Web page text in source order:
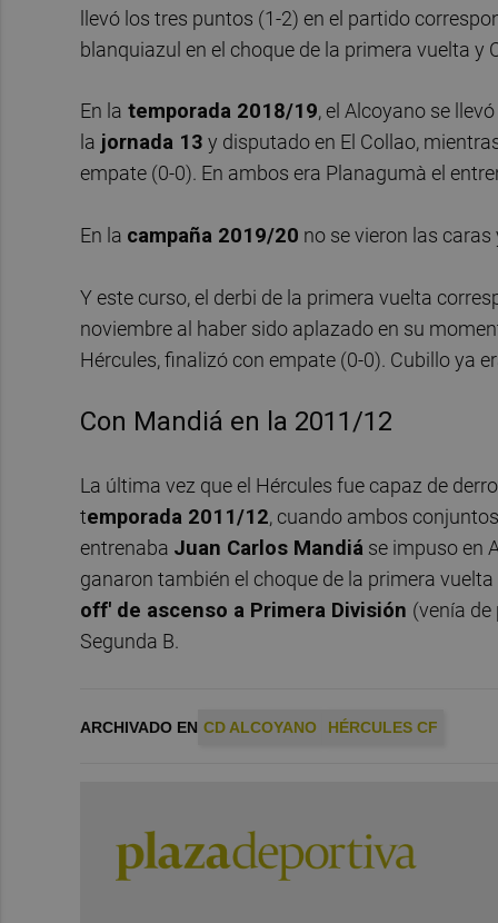
llevó los tres puntos (1-2) en el partido
blanquiazul en el choque de la primera vuelta y
En la temporada 2018/19, el Alcoyano se
la jornada 13 y disputado en El Collao,
empate (0-0). En ambos era Planagumà el
En la campaña 2019/20 no se vieron las
Y este curso, el derbi de la primera vuelta
noviembre al haber sido aplazado en su
Hércules, finalizó con empate (0-0). Cubillo ya
Con Mandiá en la 2011/12
La última vez que el Hércules fue capaz de
temporada 2011/12, cuando ambos
entrenaba Juan Carlos Mandiá se impuso en
ganaron también el choque de la primera
off' de ascenso a Primera División (venía de
Segunda B.
ARCHIVADO EN CD ALCOYANO HÉRCULES CF